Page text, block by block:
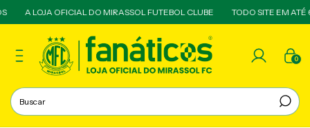
A LOJA OFICIAL DO MIRASSOL FUTEBOL CLUBE TODO SITE EM ATÉ
0